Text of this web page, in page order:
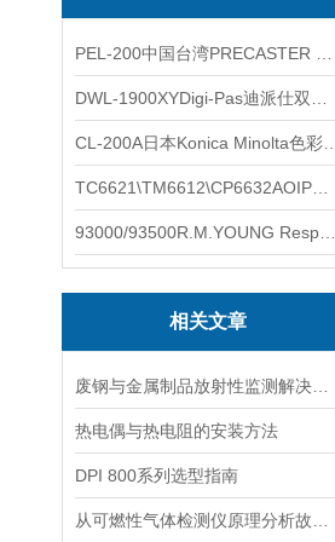
相关文章
热电偶与热电阻的安装方法
DPI 800系列选型指南